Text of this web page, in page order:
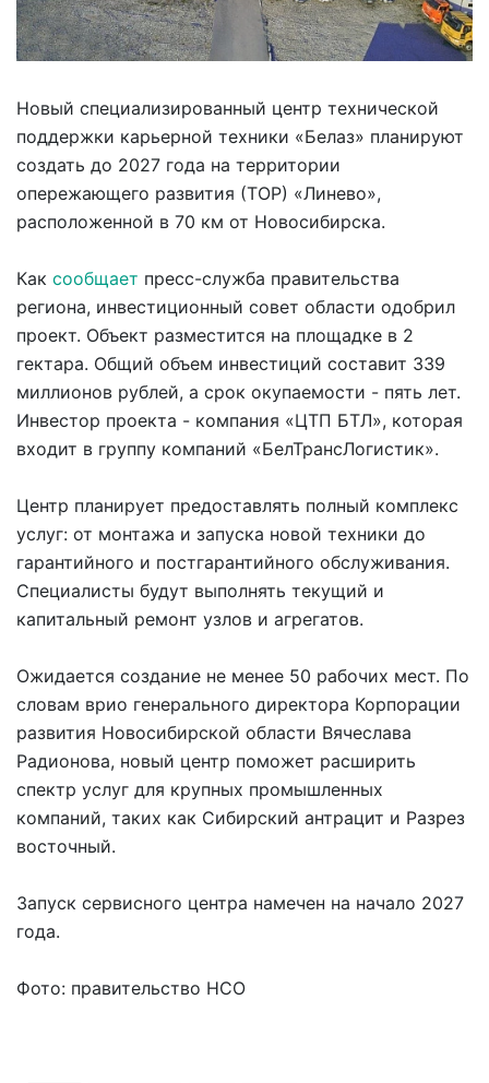
Новый специализированный центр технической
поддержки карьерной техники «Белаз» планируют
создать до 2027 года на территории
опережающего развития (ТОР) «Линево»,
расположенной в 70 км от Новосибирска.
Как сообщает пресс-служба правительства
региона, инвестиционный совет области одобрил
проект. Объект разместится на площадке в 2
гектара. Общий объем инвестиций составит 339
миллионов рублей, а срок окупаемости - пять лет.
Инвестор проекта - компания «ЦТП БТЛ», которая
входит в группу компаний «БелТрансЛогистик».
Центр планирует предоставлять полный комплекс
услуг: от монтажа и запуска новой техники до
гарантийного и постгарантийного обслуживания.
Специалисты будут выполнять текущий и
капитальный ремонт узлов и агрегатов.
Ожидается создание не менее 50 рабочих мест. По
словам врио генерального директора Корпорации
развития Новосибирской области Вячеслава
Радионова, новый центр поможет расширить
спектр услуг для крупных промышленных
компаний, таких как Сибирский антрацит и Разрез
восточный.
Запуск сервисного центра намечен на начало 2027
года.
Фото: правительство НСО